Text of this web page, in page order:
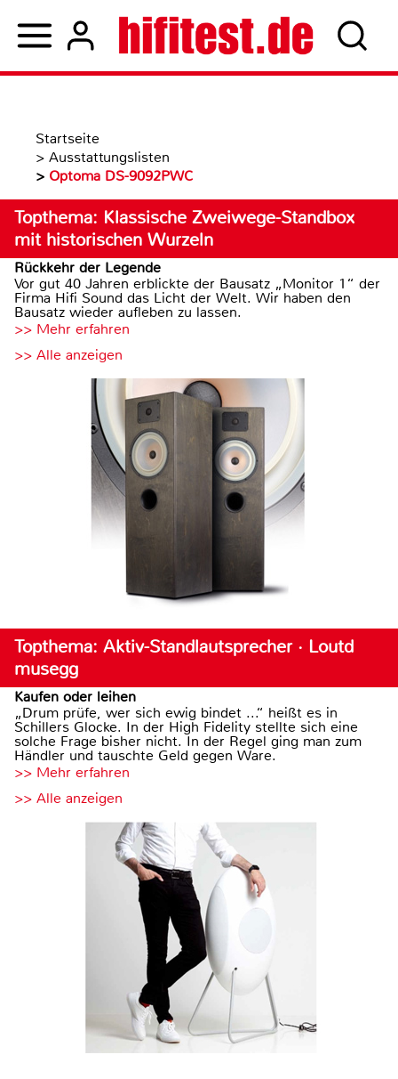
Startseite
> Ausstattungslisten
> Optoma DS-9092PWC
Topthema: Klassische Zweiwege-Standbox
mit historischen Wurzeln
Rückkehr der Legende
Vor gut 40 Jahren erblickte der Bausatz „Monitor 1“ der
Firma Hifi Sound das Licht der Welt. Wir haben den
Bausatz wieder aufleben zu lassen.
>> Mehr erfahren
>> Alle anzeigen
Topthema: Aktiv-Standlautsprecher · Loutd
musegg
Kaufen oder leihen
„Drum prüfe, wer sich ewig bindet ...“ heißt es in
Schillers Glocke. In der High Fidelity stellte sich eine
solche Frage bisher nicht. In der Regel ging man zum
Händler und tauschte Geld gegen Ware.
>> Mehr erfahren
>> Alle anzeigen